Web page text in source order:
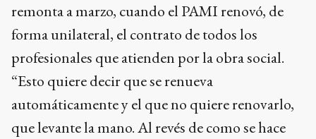
remonta a marzo, cuando el PAMI renovó, de
forma unilateral, el contrato de todos los
profesionales que atienden por la obra social.
“Esto quiere decir que se renueva
automáticamente y el que no quiere renovarlo,
que levante la mano. Al revés de como se hace